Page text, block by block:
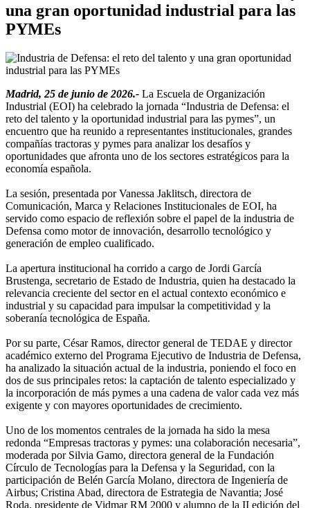
una gran oportunidad industrial para las
PYMEs
Madrid, 25 de junio de 2026.- La Escuela de Organización
Industrial (EOI) ha celebrado la jornada “Industria de Defensa: el
reto del talento y la oportunidad industrial para las pymes”, un
encuentro que ha reunido a representantes institucionales, grandes
compañías tractoras y pymes para analizar los desafíos y
oportunidades que afronta uno de los sectores estratégicos para la
economía española.
La sesión, presentada por Vanessa Jaklitsch, directora de
Comunicación, Marca y Relaciones Institucionales de EOI, ha
servido como espacio de reflexión sobre el papel de la industria de
Defensa como motor de innovación, desarrollo tecnológico y
generación de empleo cualificado.
La apertura institucional ha corrido a cargo de Jordi García
Brustenga, secretario de Estado de Industria, quien ha destacado la
relevancia creciente del sector en el actual contexto económico e
industrial y su capacidad para impulsar la competitividad y la
soberanía tecnológica de España.
Por su parte, César Ramos, director general de TEDAE y director
académico externo del Programa Ejecutivo de Industria de Defensa,
ha analizado la situación actual de la industria, poniendo el foco en
dos de sus principales retos: la captación de talento especializado y
la incorporación de más pymes a una cadena de valor cada vez más
exigente y con mayores oportunidades de crecimiento.
Uno de los momentos centrales de la jornada ha sido la mesa
redonda “Empresas tractoras y pymes: una colaboración necesaria”,
moderada por Silvia Gamo, directora general de la Fundación
Círculo de Tecnologías para la Defensa y la Seguridad, con la
participación de Belén García Molano, directora de Ingeniería de
Airbus; Cristina Abad, directora de Estrategia de Navantia; José
Roda, presidente de Vidmar RM 2000 y alumno de la II edición del